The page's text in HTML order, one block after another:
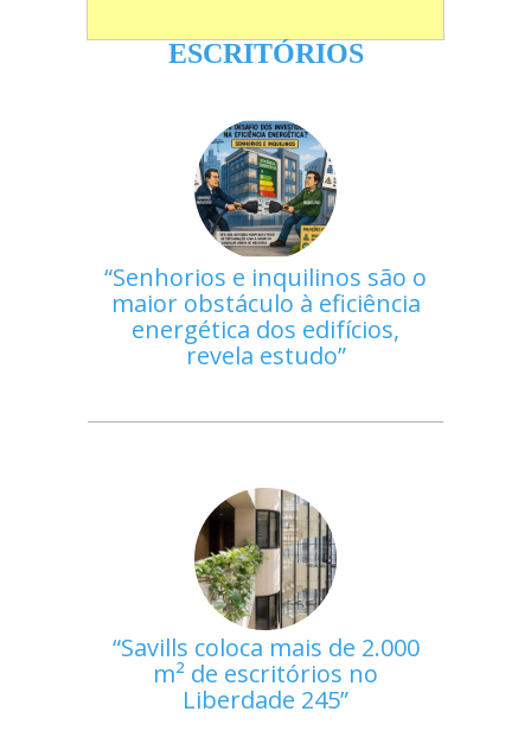
ESCRITÓRIOS
Senhorios e inquilinos são o
maior obstáculo à eficiência
energética dos edifícios,
revela estudo
Savills coloca mais de 2.000
m² de escritórios no
Liberdade 245